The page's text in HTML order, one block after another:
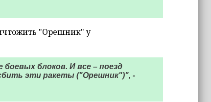
"Орешник" у
боевых блоков. И все – поезд
эти ракеты ("Орешник")", -